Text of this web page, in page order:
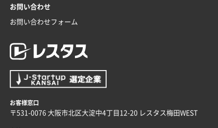
希望の商品の取り扱いがあったので
200枚
いつもきちんとしてる。
A4バインダー(2ツ折)300枚
お問い合わせ
お問い合わせフォーム
お客様窓口
〒531-0076 大阪市北区大淀中4丁目12-20 レスタス梅田WEST